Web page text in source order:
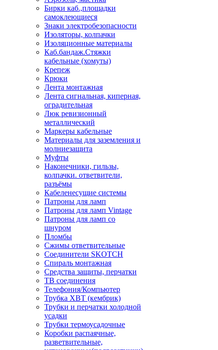
Бирки каб.,площадки
самоклеющиеся
Знаки электробезопасности
Изоляторы, колпачки
Изоляционные материалы
Каб.бандаж.Стяжки
кабельные (хомуты)
Крепеж
Крюки
Лента монтажная
Лента сигнальная, киперная,
оградительная
Люк ревизионный
металлический
Маркеры кабельные
Материалы для заземления и
молниезащита
Муфты
Наконечники, гильзы,
колпачки. ответвители,
разъёмы
Кабеленесущие системы
Патроны для ламп
Патроны для ламп Vintage
Патроны для ламп со
шнуром
Пломбы
Сжимы ответвительные
Соединители SKOTCH
Спираль монтажная
Средства защиты, перчатки
ТВ соединения
Телефония/Компьютер
Трубка ХВТ (кембрик)
Трубки и перчатки холодной
усадки
Трубки термоусадочные
Коробки распаячные,
разветвительные,